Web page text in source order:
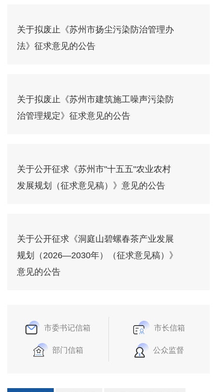
关于拟废止《苏州市扬尘污染防治管理办
法》征求意见的公告
关于拟废止《苏州市建筑施工噪声污染防
治管理规定》征求意见的公告
关于公开征求《苏州市"十五五"农业农村
发展规划（征求意见稿）》意见的公告
关于公开征求《洞庭山碧螺春茶产业发展
规划（2026—2030年）（征求意见稿）》
意见的公告
市委书记信箱 市长信箱
部门信箱 公众监督